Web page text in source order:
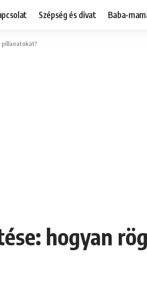
Szépség és divat Baba-
pillanatokat?
hogyan